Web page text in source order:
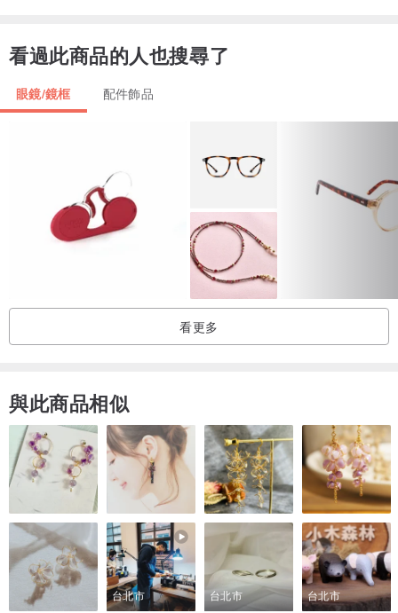
*100%UV400阻隔
包裝附件：設計包裝盒 1、專屬眼鏡盒*1
——————————————————————————————
品 牌：iNMYES
鏡片材質：耐衝擊聚碳酸酯 PC
鏡框材質：超彈性記憶樹脂Grilamid TR
濾鏡分類：3
使用限制：
(1)不能用於直接目視太陽
(2)不能用於防護人工光源，例 : 雷射光
(3)不能用於當作防止機械性撞擊危害護目鏡
看過此商品的人也搜尋了
眼鏡/鏡框 配件飾品
看更多
與此商品相似
台北市 台北市 台北市